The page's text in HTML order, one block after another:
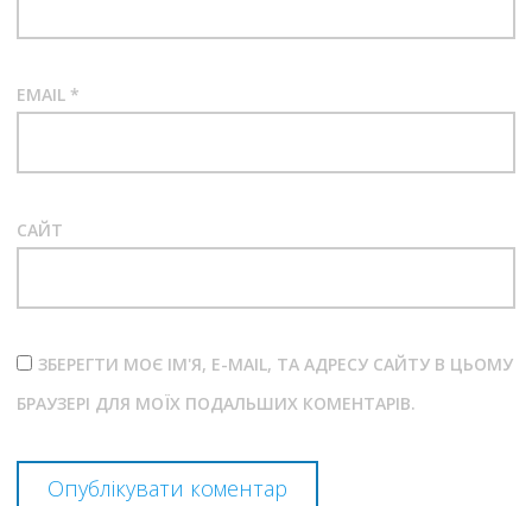
EMAIL *
САЙТ
ЗБЕРЕГТИ МОЄ ІМ'Я, E-MAIL, ТА АДРЕСУ САЙТУ В ЦЬОМУ
БРАУЗЕРІ ДЛЯ МОЇХ ПОДАЛЬШИХ КОМЕНТАРІВ.